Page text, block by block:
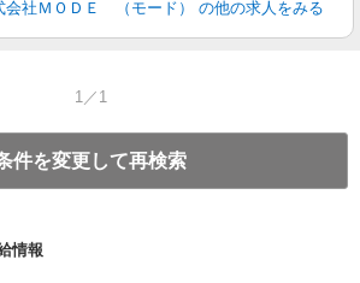
会社ＭＯＤＥ （モード） の他の求人をみる
1／1
件を変更して再検索
情報